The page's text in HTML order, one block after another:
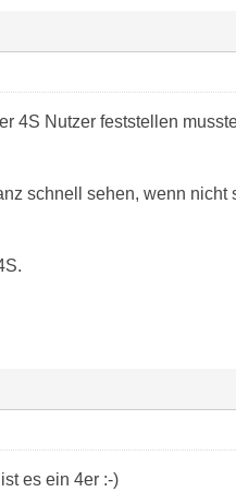
4S Nutzer feststellen
schnell sehen, wenn
es ein 4er :-)